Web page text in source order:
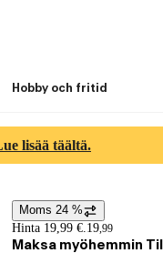
Hobby och fritid
lisää täältä.
Prisinformation
Moms 24 %
Hinta 19,99 €. 19,99
Maksa myöhemmin